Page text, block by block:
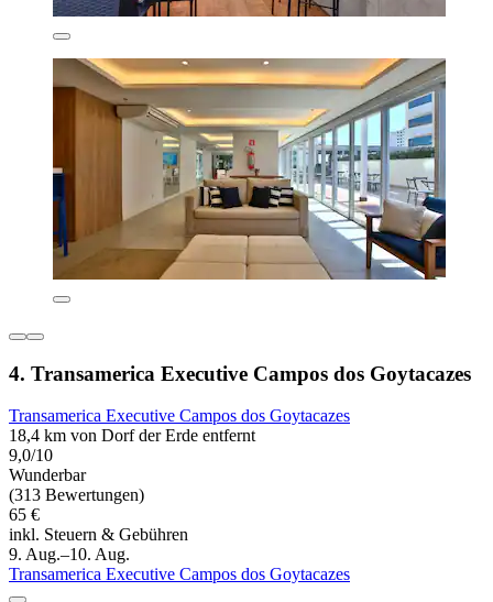
4. Transamerica Executive Campos dos Goytacazes
Transamerica Executive Campos dos Goytacazes
18,4 km von Dorf der Erde entfernt
9,0/10
Wunderbar
(313 Bewertungen)
65 €
inkl. Steuern & Gebühren
9. Aug.–10. Aug.
Transamerica Executive Campos dos Goytacazes